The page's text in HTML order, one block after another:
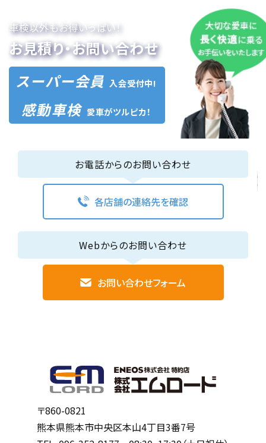
車検以外もお得いっぱい！
お見積り・お問い合わせ
スーパー会員 入会受付中!
感動車検 愛車がツルピカ！
お電話からのお問い合わせ
各店舗の連絡先を確認
Webからのお問い合わせ
お問い合わせフォーム
〒860-0821
熊本県熊本市中央区本山4丁目3番7号